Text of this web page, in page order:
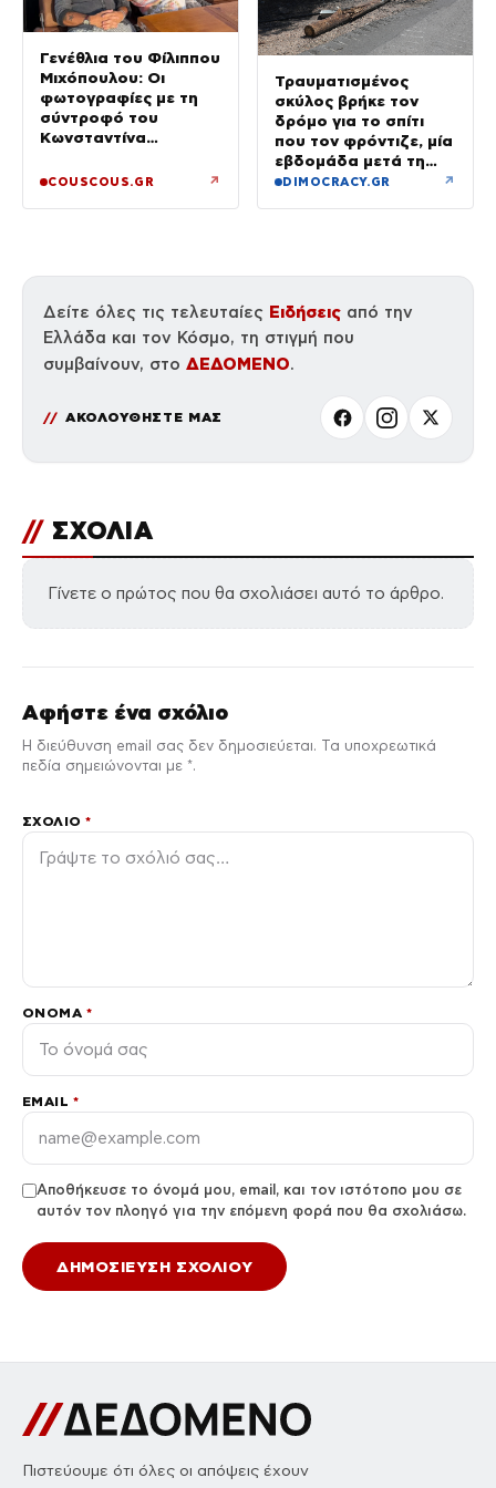
Γενέθλια του Φίλιππου
Μιχόπουλου: Οι
φωτογραφίες με τη
σύντροφό του
Κωνσταντίνα
δημόσιο «Σ’ αγαπώ»
COUSCOUS.GR ↗
Τραυματισμένος
σκύλος βρήκε τον
δρόμο για το σπίτι
που τον φρόντιζε, μία
εβδομάδα μετά τη
φωτιά στο Πόρτο
DIMOCRACY.GR ↗
Δείτε όλες τις τελευταίες Ειδήσεις από την
Ελλάδα και τον Κόσμο, τη στιγμή που
συμβαίνουν, στο ΔΕΔΟΜΕΝΟ.
ΑΚΟΛΟΥΘΗΣΤΕ ΜΑΣ
// ΣΧΟΛΙΑ
Γίνετε ο πρώτος που θα σχολιάσει αυτό το άρθρο.
Αφήστε ένα σχόλιο
Η διεύθυνση email σας δεν δημοσιεύεται. Τα υποχρεωτικά
πεδία σημειώνονται με *.
ΣΧΌΛΙΟ*
ΌΝΟΜΑ *
EMAIL *
Αποθήκευσε το όνομά μου, email, και τον ιστότοπο μου σε
αυτόν τον πλοηγό για την επόμενη φορά που θα σχολιάσω.
Πιστεύουμε ότι όλες οι απόψεις έχουν